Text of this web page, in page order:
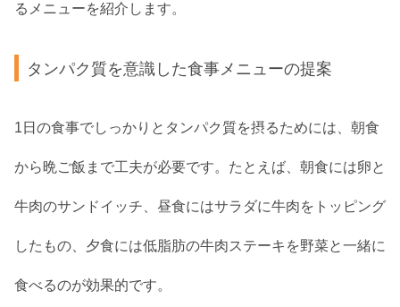
るメニューを紹介します。
タンパク質を意識した食事メニューの提案
1日の食事でしっかりとタンパク質を摂るためには、朝食
から晩ご飯まで工夫が必要です。たとえば、朝食には卵と
牛肉のサンドイッチ、昼食にはサラダに牛肉をトッピング
したもの、夕食には低脂肪の牛肉ステーキを野菜と一緒に
食べるのが効果的です。